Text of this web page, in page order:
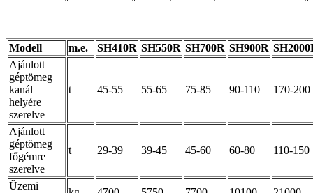
Modell m.e. SH410R SH550R SH700R SH900R
Ajánlott
géptömeg
kanál
helyére
szerelve
t 45-55 55-65 75-85 90-110 170-200
Ajánlott
géptömeg
főgémre
szerelve
t 29-39 39-45 45-60 60-80 110-150
Üzemi